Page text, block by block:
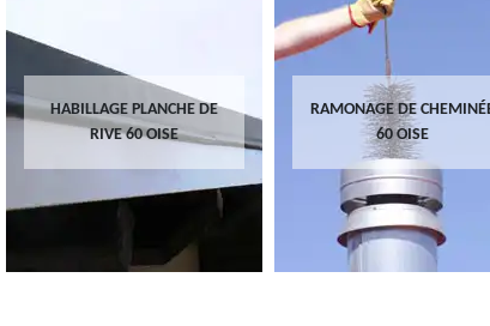
HABILLAGE PLANCHE DE
RIVE 60 OISE
RAMONAGE DE
60 OISE